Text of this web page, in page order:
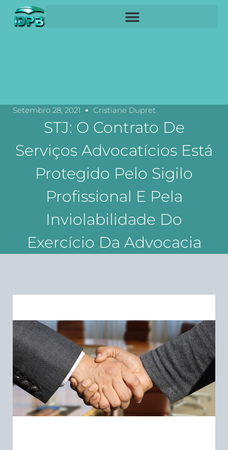
Setembro 28, 2021 Cristiane Dupret
STJ: O Contrato De
Serviços Advocatícios Está
Protegido Pelo Sigilo
Profissional E Pela
Inviolabilidade Do
Exercício Da Advocacia